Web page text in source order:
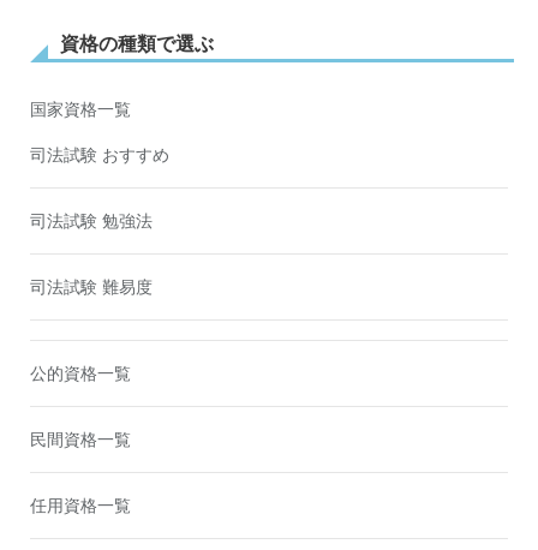
資格の種類で選ぶ
国家資格一覧
司法試験 おすすめ
司法試験 勉強法
司法試験 難易度
公的資格一覧
民間資格一覧
任用資格一覧